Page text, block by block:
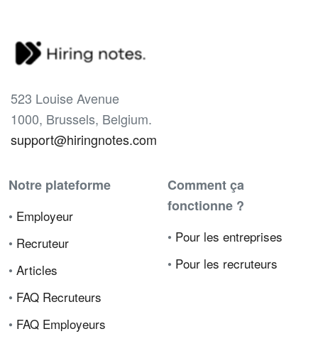
523 Louise Avenue
1000, Brussels, Belgium.
support@hiringnotes.com
Notre plateforme
• Employeur
• Recruteur
• Articles
• FAQ Recruteurs
• FAQ Employeurs
Comment ça
fonctionne ?
• Pour les entreprises
• Pour les recruteurs